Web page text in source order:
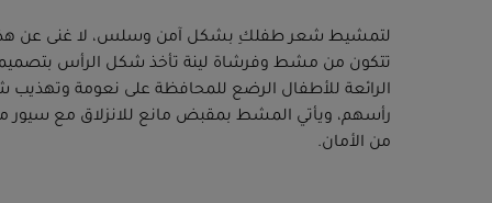
لتمشيط شعر طفلكِ بشكل آمن وسلس، لا غنى عن هذه
تتكون من مشط وفرشاة لينة تأخذ شكل الرأس
الرائعة للأطفال الرضع للمحافظة على نعومة
رأسهم، ويأتي المشط بمقبض مانع للانزلاق مع سيور
من الأمان.